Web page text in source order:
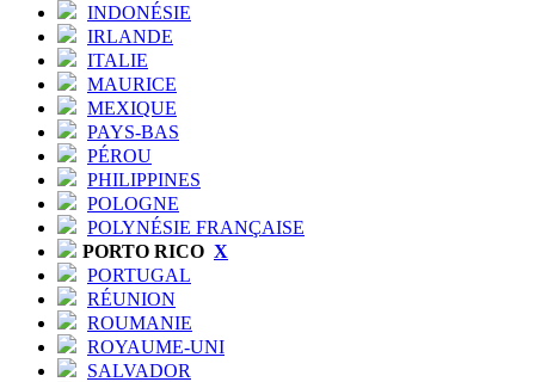
INDONÉSIE
IRLANDE
ITALIE
MAURICE
MEXIQUE
PAYS-BAS
PÉROU
PHILIPPINES
POLOGNE
POLYNÉSIE FRANÇAISE
PORTO RICO X
PORTUGAL
RÉUNION
ROUMANIE
ROYAUME-UNI
SALVADOR